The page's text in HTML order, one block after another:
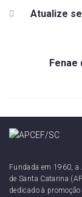
Atualize
Fenae
Fundada em 1960, a
de Santa Catarina
dedicado à